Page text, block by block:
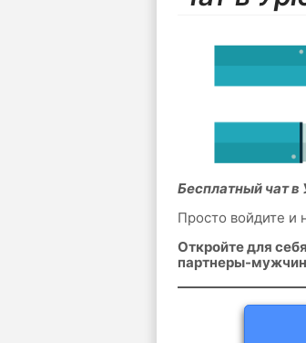
Бесплатный чат в
Просто войдите и
Откройте для
партнеры-